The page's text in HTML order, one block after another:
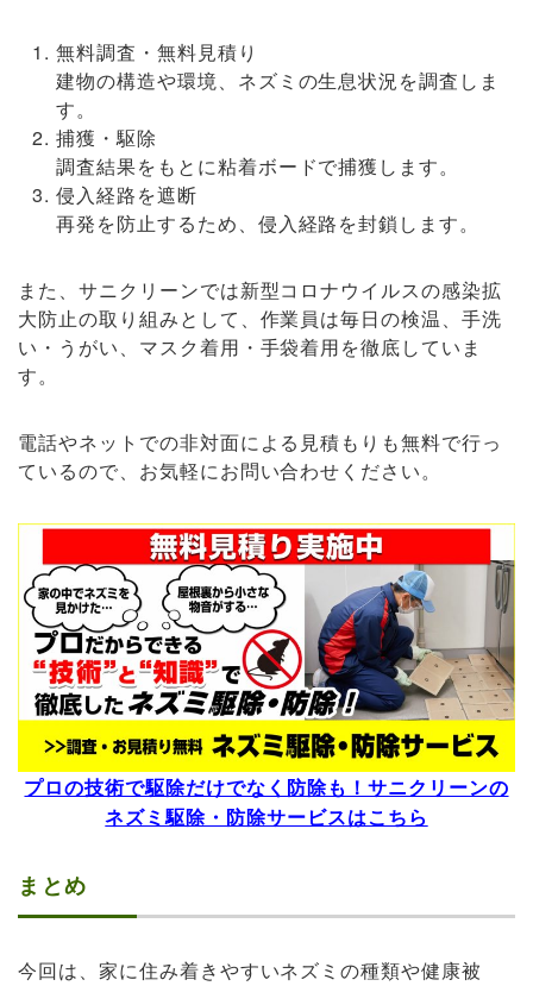
無料調査・無料見積り
建物の構造や環境、ネズミの生息状況を調査しま
す。
捕獲・駆除
調査結果をもとに粘着ボードで捕獲します。
侵入経路を遮断
再発を防止するため、侵入経路を封鎖します。
また、サニクリーンでは新型コロナウイルスの感染拡
大防止の取り組みとして、作業員は毎日の検温、手洗
い・うがい、マスク着用・手袋着用を徹底していま
す。
電話やネットでの非対面による見積もりも無料で行っ
ているので、お気軽にお問い合わせください。
プロの技術で駆除だけでなく防除も！サニクリーンの
ネズミ駆除・防除サービスはこちら
まとめ
今回は、家に住み着きやすいネズミの種類や健康被